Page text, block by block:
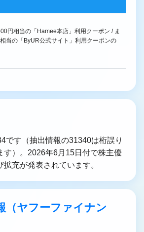
円相当の「Hamee本店」利用クーポン / ま
当の「ByUR公式サイト」利用クーポンの
です（抽出情報の31340は桁誤り
す）。2026年6月15日付で株主優
充が発表されています。
（ヤフーファイナン